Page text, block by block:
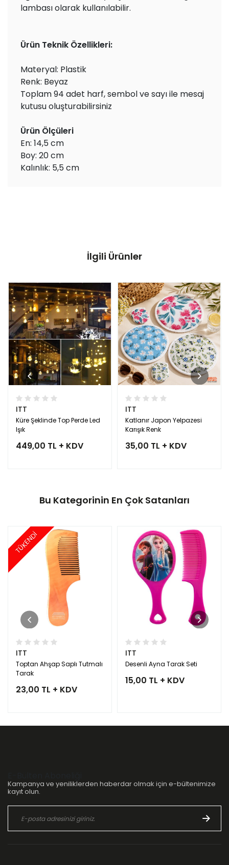
lambası olarak kullanılabilir.
Ürün Teknik Özellikleri:
Materyal: Plastik
Renk: Beyaz
Toplam 94 adet harf, sembol ve sayı ile mesaj
kutusu oluşturabilirsiniz
Ürün Ölçüleri
En: 14,5 cm
Boy: 20 cm
Kalınlık: 5,5 cm
İlgili Ürünler
ITT
Küre Şeklinde Top Perde Led
Işık
449,00 TL + KDV
ITT
Katlanır Japon Yelpazesi
Karışık Renk
35,00 TL + KDV
Bu Kategorinin En Çok Satanları
TÜKENDİ
ITT
Toptan Ahşap Saplı Tutmalı
Tarak
23,00 TL + KDV
ITT
Desenli Ayna Tarak Seti
15,00 TL + KDV
Kampanya ve yeniliklerden haberdar olmak için e-bültenimize
kayıt olun.